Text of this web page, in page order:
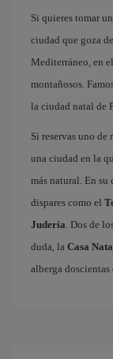
Si quieres tomar
ciudad que goza
Mediterráneo, en
montañosos.
la ciudad natal de
Si reservas uno de
una ciudad en la
más natural. En
dispares como el
Judería. Dos de
duda, la Casa
alberga